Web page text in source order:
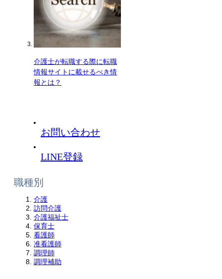
介護士が転職する際に転職
情報サイトに載せるべき情
報とは？
お問い合わせ
LINE登録
職種別
介護
訪問介護
介護福祉士
保育士
看護師
准看護師
調理師
調理補助